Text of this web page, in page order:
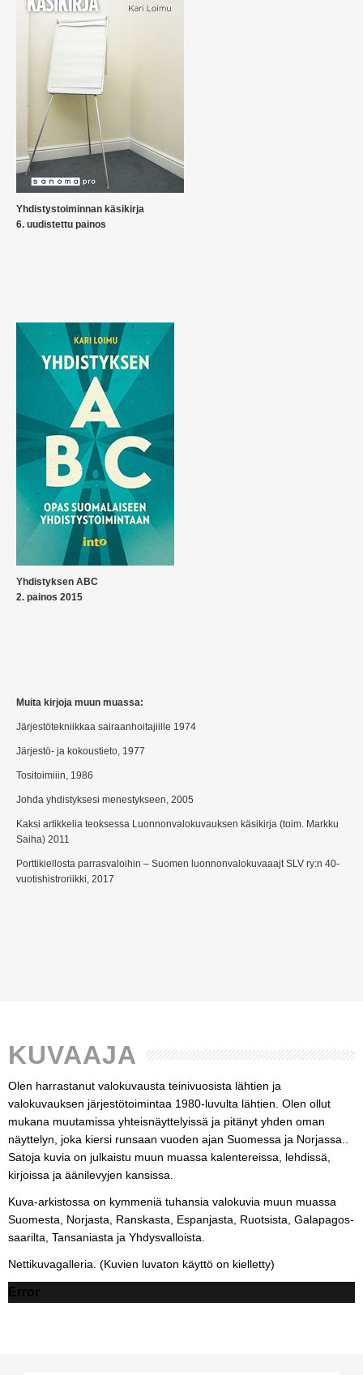
Yhdistystoiminnan käsikirja
6. uudistettu painos
Yhdistyksen ABC
2. painos 2015
Muita kirjoja muun muassa:
Järjestötekniikkaa sairaanhoitajiille 1974
Järjestö- ja kokoustieto, 1977
Tositoimiiin, 1986
Johda yhdistyksesi menestykseen, 2005
Kaksi artikkelia teoksessa Luonnonvalokuvauksen käsikirja (toim. Markku
Saiha) 2011
Porttikiellosta parrasvaloihin – Suomen luonnonvalokuvaaajt SLV ry:n 40-
vuotishistroriikki, 2017
KUVAAJA
Olen harrastanut valokuvausta teinivuosista lähtien ja
valokuvauksen järjestötoimintaa 1980-luvulta lähtien. Olen ollut
mukana muutamissa yhteisnäyttelyissä ja pitänyt yhden oman
näyttelyn, joka kiersi runsaan vuoden ajan Suomessa ja Norjassa..
Satoja kuvia on julkaistu muun muassa kalentereissa, lehdissä,
kirjoissa ja äänilevyjen kansissa.
Kuva-arkistossa on kymmeniä tuhansia valokuvia muun muassa
Suomesta, Norjasta, Ranskasta, Espanjasta, Ruotsista, Galapagos-
saarilta, Tansaniasta ja Yhdysvalloista.
Nettikuvagalleria. (Kuvien luvaton käyttö on kielletty)
Error